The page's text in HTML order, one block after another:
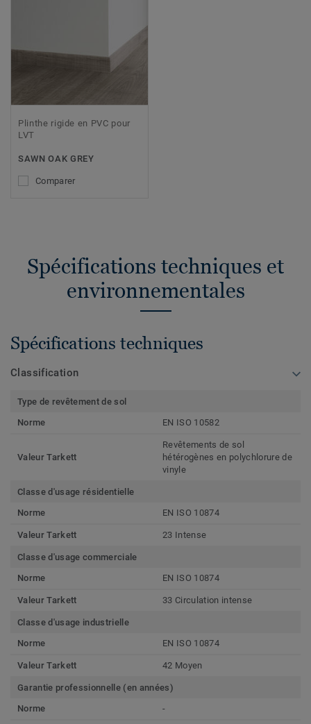
Plinthe rigide en PVC pour
LVT
SAWN OAK GREY
Comparer
Spécifications techniques et
environnementales
Spécifications techniques
Classification
Type de revêtement de sol
Norme
EN ISO 10582
Valeur Tarkett
Revêtements de sol
hétérogènes en polychlorure de
vinyle
Classe d'usage résidentielle
Norme
EN ISO 10874
Valeur Tarkett 23 Intense
Classe d'usage commerciale
Norme
EN ISO 10874
Valeur Tarkett 33 Circulation intense
Classe d'usage industrielle
Norme
EN ISO 10874
Valeur Tarkett 42 Moyen
Garantie professionnelle (en années)
Norme
-